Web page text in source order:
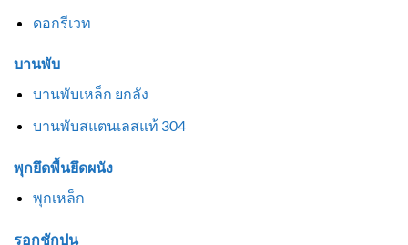
ดอกรีเวท
บานพับ
บานพับเหล็ก ยกลัง
บานพับสแตนเลสแท้ 304
พุกยึดพื้นยึดผนัง
พุกเหล็ก
รอกชักปูน